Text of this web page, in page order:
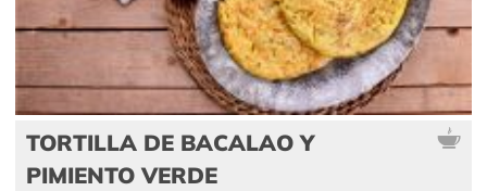
TORTILLA DE BACALAO Y
PIMIENTO VERDE